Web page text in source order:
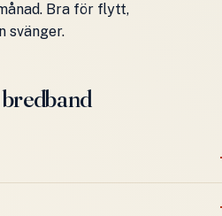
Bra för flytt,
svänger.